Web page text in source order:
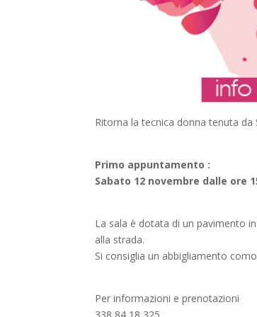
Ritorna la tecnica donna tenuta da
Primo appuntamento :
Sabato 12 novembre dalle ore
La sala è dotata di un pavimento
alla strada.
Si consiglia un abbigliamento
Per informazioni e prenotazioni